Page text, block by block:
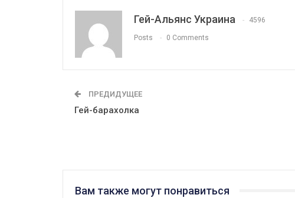
Гей-Альянс Украина 4596
Posts 0 Comments
ПРЕДИДУЩЕЕ
Гей-барахолка
Вам также могут понравиться